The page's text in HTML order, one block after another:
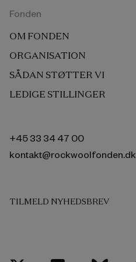
Fonden
OM FONDEN
ORGANISATION
SÅDAN STØTTER VI
LEDIGE STILLINGER
+45 33 34 47 00
kontakt@rockwoolfonden.dk
TILMELD NYHEDSBREV